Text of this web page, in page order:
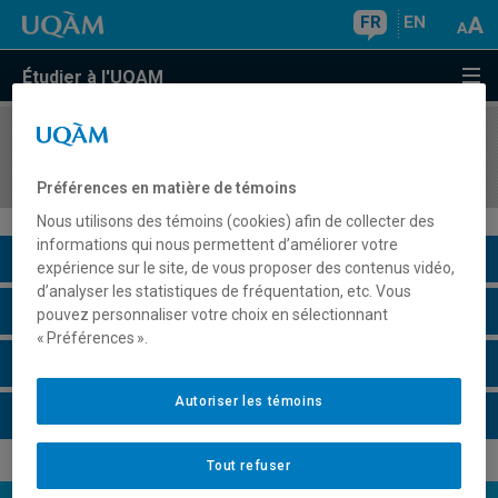
FR EN
Étudier à l'UQAM
COURS//
Description du cours
Horaire - Été 2026
Préférences en matière de témoins
Nous utilisons des témoins (cookies) afin de collecter des
informations qui nous permettent d’améliorer votre
expérience sur le site, de vous proposer des contenus vidéo,
d’analyser les statistiques de fréquentation, etc. Vous
pouvez personnaliser votre choix en sélectionnant
« Préférences ».
Tout refuser
Autoriser les témoins